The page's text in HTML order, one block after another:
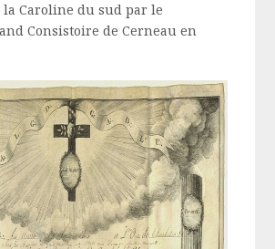
Caroline du sud par le
Consistoire de Cerneau en